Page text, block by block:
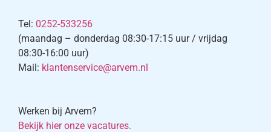
Tel: 0252-533256
(maandag – donderdag 08:30-17:15 uur / vrijdag
08:30-16:00 uur)
Mail: klantenservice@arvem.nl
Werken bij Arvem?
Bekijk hier onze vacatures.